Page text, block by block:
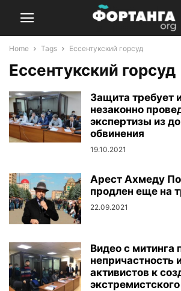
Home Tags Ессентукский горсуд
Ессентукский горсуд
Защита требует
незаконно
экспертизы из
обвинения
19.10.2021
Арест Ахмеду
продлен еще на
22.09.2021
Видео с митинга
непричастность
активистов к